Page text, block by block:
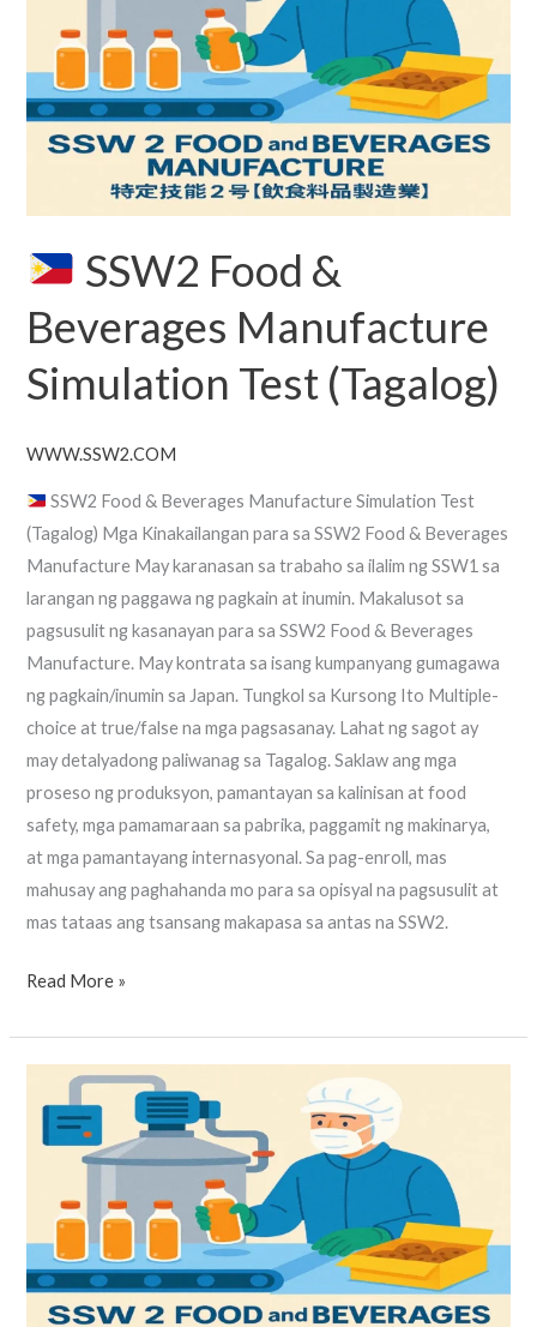
SSW2 Food &
Beverages Manufacture
Simulation Test (Tagalog)
WWW.SSW2.COM
SSW2 Food & Beverages Manufacture Simulation Test
(Tagalog) Mga Kinakailangan para sa SSW2 Food & Beverages
Manufacture May karanasan sa trabaho sa ilalim ng SSW1 sa
larangan ng paggawa ng pagkain at inumin. Makalusot sa
pagsusulit ng kasanayan para sa SSW2 Food & Beverages
Manufacture. May kontrata sa isang kumpanyang gumagawa
ng pagkain/inumin sa Japan. Tungkol sa Kursong Ito Multiple-
choice at true/false na mga pagsasanay. Lahat ng sagot ay
may detalyadong paliwanag sa Tagalog. Saklaw ang mga
proseso ng produksyon, pamantayan sa kalinisan at food
safety, mga pamamaraan sa pabrika, paggamit ng makinarya,
at mga pamantayang internasyonal. Sa pag-enroll, mas
mahusay ang paghahanda mo para sa opisyal na pagsusulit at
mas tataas ang tsansang makapasa sa antas na SSW2.
Beverages
Manufacture
Simulation
Test
Read More »
Bài
Thi
Phỏng
SSW2
Chế
Biến